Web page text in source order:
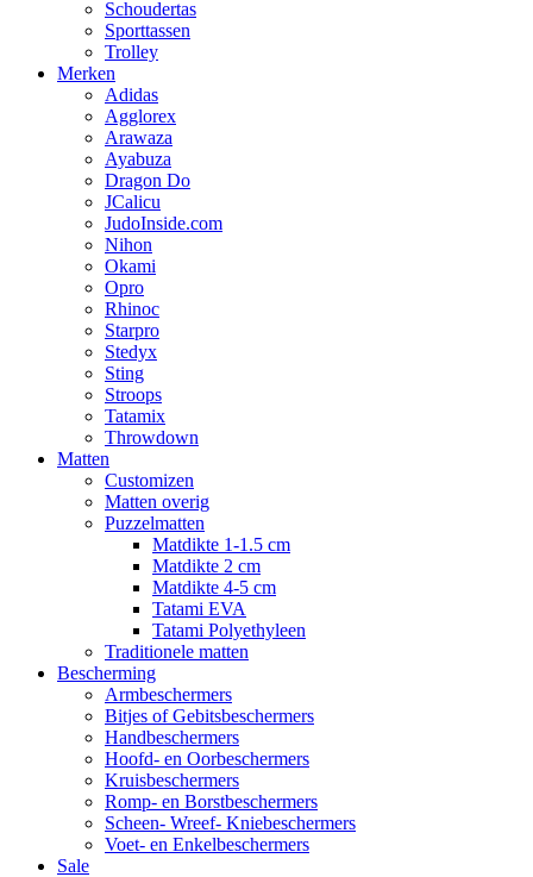
Schoudertas
Sporttassen
Trolley
Merken
Adidas
Agglorex
Arawaza
Ayabuza
Dragon Do
JCalicu
JudoInside.com
Nihon
Okami
Opro
Rhinoc
Starpro
Stedyx
Sting
Stroops
Tatamix
Throwdown
Matten
Customizen
Matten overig
Puzzelmatten
Matdikte 1-1.5 cm
Matdikte 2 cm
Matdikte 4-5 cm
Tatami EVA
Tatami Polyethyleen
Traditionele matten
Bescherming
Armbeschermers
Bitjes of Gebitsbeschermers
Handbeschermers
Hoofd- en Oorbeschermers
Kruisbeschermers
Romp- en Borstbeschermers
Scheen- Wreef- Kniebeschermers
Voet- en Enkelbeschermers
Sale